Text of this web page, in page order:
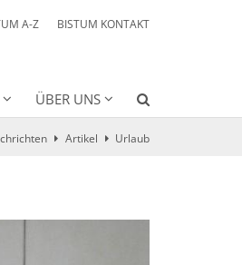
A-Z BISTUM KONTAKT
ÜBER UNS
Artikel Urlaub